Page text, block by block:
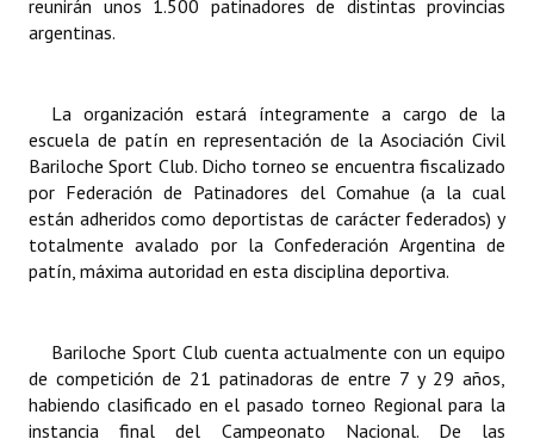
Noticias Destacadas
Datos Históricos
Premio al Mérito - Registro
Audiencias Públicas - Registro
Mujeres que Dejaron Huellas - Registro
Ciudadano Ilustre - Registro
Banca del Vecino - Registro
reunirán unos 1.500 patinadores de distintas provincias
argentinas.
La organización estará íntegramente a cargo de la
escuela de patín en representación de la Asociación Civil
Bariloche Sport Club. Dicho torneo se encuentra fiscalizado
por Federación de Patinadores del Comahue (a la cual
están adheridos como deportistas de carácter federados) y
totalmente avalado por la Confederación Argentina de
patín, máxima autoridad en esta disciplina deportiva.
Bariloche Sport Club cuenta actualmente con un equipo
de competición de 21 patinadoras de entre 7 y 29 años,
habiendo clasificado en el pasado torneo Regional para la
instancia final del Campeonato Nacional. De las